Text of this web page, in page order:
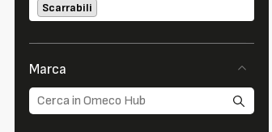
Scarrabili
Marca